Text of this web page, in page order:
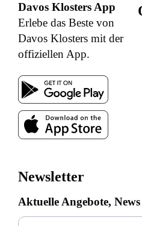
Davos Klosters App
Erlebe das Beste von
Davos Klosters mit der
offiziellen App.
Newsletter
Aktuelle Angebote,